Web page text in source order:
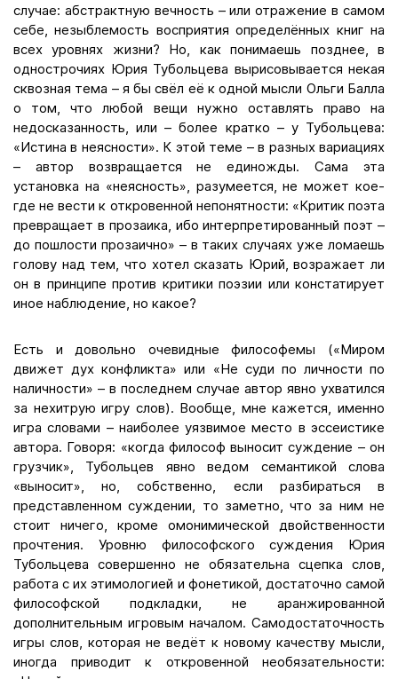
случае: абстрактную вечность – или отражение в самом
себе, незыблемость восприятия определённых книг на
всех уровнях жизни? Но, как понимаешь позднее, в
однострочиях Юрия Тубольцева вырисовывается некая
сквозная тема – я бы свёл её к одной мысли Ольги Балла
о том, что любой вещи нужно оставлять право на
недосказанность, или – более кратко – у Тубольцева:
«Истина в неясности». К этой теме – в разных вариациях
– автор возвращается не единожды. Сама эта
установка на «неясность», разумеется, не может кое-
где не вести к откровенной непонятности: «Критик поэта
превращает в прозаика, ибо интерпретированный поэт –
до пошлости прозаично» – в таких случаях уже ломаешь
голову над тем, что хотел сказать Юрий, возражает ли
он в принципе против критики поэзии или констатирует
иное наблюдение, но какое?
Есть и довольно очевидные философемы («Миром
движет дух конфликта» или «Не суди по личности по
наличности» – в последнем случае автор явно ухватился
за нехитрую игру слов). Вообще, мне кажется, именно
игра словами – наиболее уязвимое место в эссеистике
автора. Говоря: «когда философ выносит суждение – он
грузчик», Тубольцев явно ведом семантикой слова
«выносит», но, собственно, если разбираться в
представленном суждении, то заметно, что за ним не
стоит ничего, кроме омонимической двойственности
прочтения. Уровню философского суждения Юрия
Тубольцева совершенно не обязательна сцепка слов,
работа с их этимологией и фонетикой, достаточно самой
философской подкладки, не аранжированной
дополнительным игровым началом. Самодостаточность
игры слов, которая не ведёт к новому качеству мысли,
иногда приводит к откровенной необязательности: